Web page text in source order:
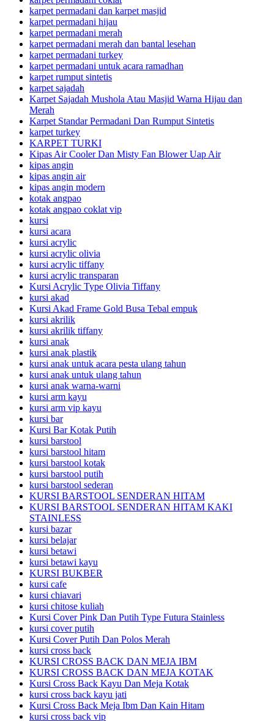
karpet permadani dan karpet masjid
karpet permadani hijau
karpet permadani merah
karpet permadani merah dan bantal lesehan
karpet permadani turkey
karpet permadani untuk acara ramadhan
karpet rumput sintetis
karpet sajadah
Karpet Sajadah Mushola Atau Masjid Warna Hijau dan
Merah
Karpet Standar Permadani Dan Rumput Sintetis
karpet turkey
KARPET TURKI
Kipas Air Cooler Dan Misty Fan Blower Uap Air
kipas angin
kipas angin air
kipas angin modern
kotak angpao
kotak angpao coklat vip
kursi
kursi acara
kursi acrylic
kursi acrylic olivia
kursi acrylic tiffany
kursi acrylic transparan
Kursi Acrylic Type Olivia Tiffany
kursi akad
Kursi Akad Frame Gold Busa Tebal empuk
kursi akrilik
kursi akrilik tiffany
kursi anak
kursi anak plastik
kursi anak untuk acara pesta ulang tahun
kursi anak untuk ulang tahun
kursi anak warna-warni
kursi arm kayu
kursi arm vip kayu
kursi bar
Kursi Bar Kotak Putih
kursi barstool
kursi barstool hitam
kursi barstool kotak
kursi barstool putih
kursi barstool sederan
KURSI BARSTOOL SENDERAN HITAM
KURSI BARSTOOL SENDERAN HITAM KAKI
STAINLESS
kursi bazar
kursi belajar
kursi betawi
kursi betawi kayu
KURSI BUKBER
kursi cafe
kursi chiavari
kursi chitose kuliah
Kursi Cover Pink Dan Putih Type Futura Stainless
kursi cover putih
Kursi Cover Putih Dan Polos Merah
kursi cross back
KURSI CROSS BACK DAN MEJA IBM
KURSI CROSS BACK DAN MEJA KOTAK
Kursi Cross Back Kayu Dan Meja Kotak
kursi cross back kayu jati
Kursi Cross Back Meja Ibm Dan Kain Hitam
kursi cross back vip